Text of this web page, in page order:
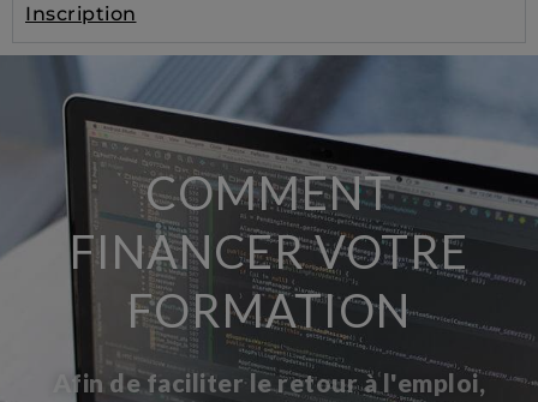
Inscription
COMMENT
FINANCER VOTRE
FORMATION
Afin de faciliter le retour à l'emploi,